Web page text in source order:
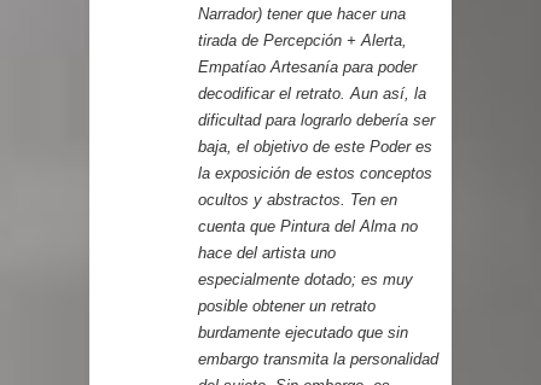
Narrador) tener que hacer una
tirada de Percepción + Alerta,
Empatíao Artesanía para poder
decodificar el retrato. Aun así, la
dificultad para lograrlo debería ser
baja, el objetivo de este Poder es
la exposición de estos conceptos
ocultos y abstractos. Ten en
cuenta que Pintura del Alma no
hace del artista uno
especialmente dotado; es muy
posible obtener un retrato
burdamente ejecutado que sin
embargo transmita la personalidad